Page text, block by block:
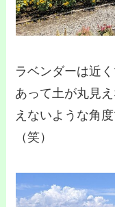
ラベンダーは近
あって土が丸見
えないような角
（笑）